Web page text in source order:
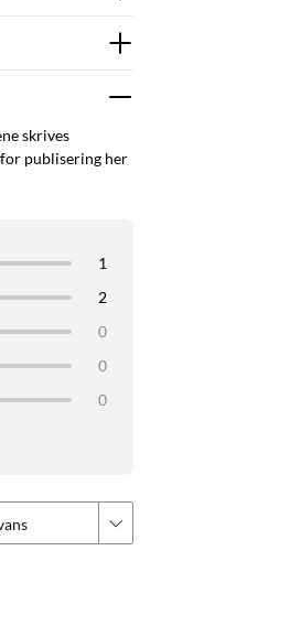
skrives
publisering her
1
2
0
0
0